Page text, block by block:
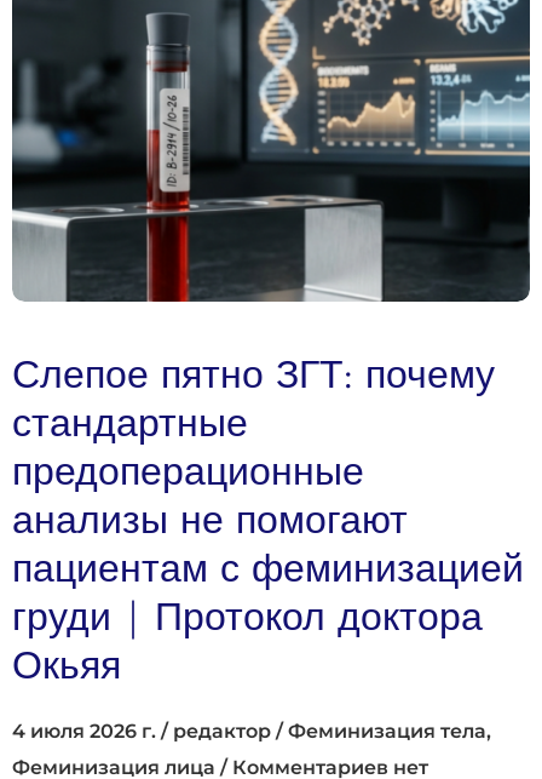
Слепое пятно ЗГТ: почему
стандартные
предоперационные
анализы не помогают
пациентам с феминизацией
груди | Протокол доктора
Окьяя
4 июля 2026 г. / редактор / Феминизация тела,
Феминизация лица / Комментариев нет